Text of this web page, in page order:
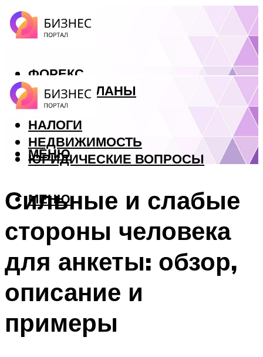
ФОРЕКС
БИЗНЕС ПЛАНЫ
КРЕДИТЫ
НАЛОГИ
НЕДВИЖИМОСТЬ
ЮРИДИЧЕСКИЕ ВОПРОСЫ
МЕНЮ
МЕНЮ
Сильные и слабые
стороны человека
для анкеты: обзор,
описание и
примеры